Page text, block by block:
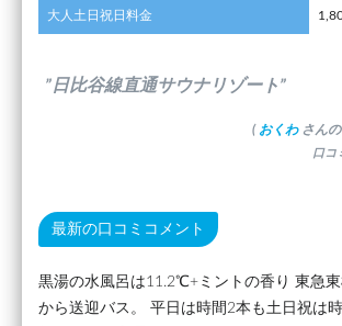
大人土日祝日料金
”日比谷線直通サウナリゾート”
( おくわ さん
口コ
最新の口コミコメント
黒湯の水風呂は11.2℃+ミントの香り 東急東
から送迎バス。 平日は時間2本も土日祝は時